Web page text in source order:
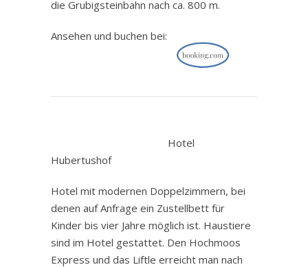
die Grubigsteinbahn nach ca. 800 m.
Ansehen und buchen bei:
Hotel
Hubertushof
Hotel mit modernen Doppelzimmern, bei
denen auf Anfrage ein Zustellbett für
Kinder bis vier Jahre möglich ist. Haustiere
sind im Hotel gestattet. Den Hochmoos
Express und das Liftle erreicht man nach